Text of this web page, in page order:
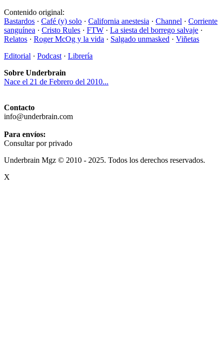
Contenido original:
Bastardos · Café (y) solo · California anestesia · Channel · Corriente
sanguínea · Cristo Rules · FTW · La siesta del borrego salvaje ·
Relatos · Roger McOg y la vida · Salgado unmasked · Viñetas
Editorial · Podcast · Librería
Sobre Underbrain
Nace el 21 de Febrero del 2010...
Contacto
info@underbrain.com
Para envíos:
Consultar por privado
Underbrain Mgz © 2010 - 2025. Todos los derechos reservados.
X